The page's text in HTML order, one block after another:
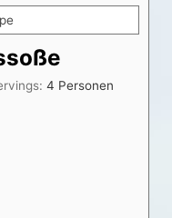
4 Personen